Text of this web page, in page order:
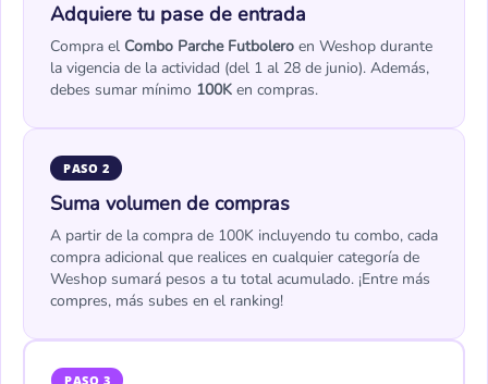
Adquiere tu pase de entrada
Compra el Combo Parche Futbolero en Weshop durante
la vigencia de la actividad (del 1 al 28 de junio). Además,
debes sumar mínimo 100K en compras.
PASO 2
Suma volumen de compras
A partir de la compra de 100K incluyendo tu combo, cada
compra adicional que realices en cualquier categoría de
Weshop sumará pesos a tu total acumulado. ¡Entre más
compres, más subes en el ranking!
PASO 3